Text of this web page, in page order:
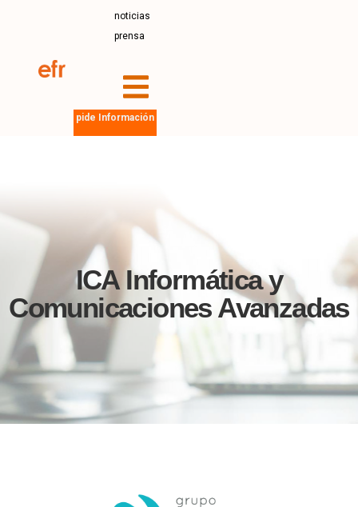
noticias
prensa
pide Información
ICA Informática y
Comunicaciones Avanzadas